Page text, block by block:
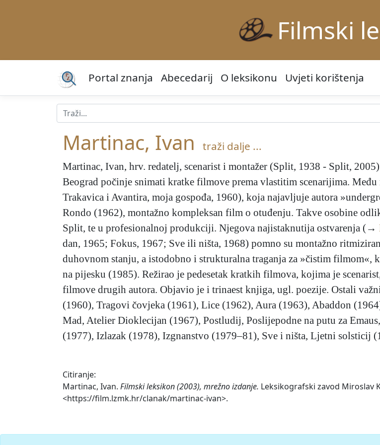
Filmski
Portal znanja Abecedarij O leksikonu Uvjeti korištenja
Martinac, Ivan traži dalje ...
Martinac, Ivan, hrv. redatelj, scenarist i montažer (Split, 1938 - Split,
Beograd počinje snimati kratke filmove prema vlastitim scenarijima.
Trakavica i Avantira, moja gospođa, 1960), koja najavljuje autora
Rondo (1962), montažno kompleksan film o otuđenju. Takve osobine
Split, te u profesionalnoj produkciji. Njegova najistaknutija ostvarenja (→
dan, 1965; Fokus, 1967; Sve ili ništa, 1968) pomno su montažno
duhovnom stanju, a istodobno i strukturalna traganja za »čistim filmom«,
na pijesku (1985). Režirao je pedesetak kratkih filmova, kojima je
filmove drugih autora. Objavio je i trinaest knjiga, ugl. poezije. Ostali
(1960), Tragovi čovjeka (1961), Lice (1962), Aura (1963), Abaddon
Mad, Atelier Dioklecijan (1967), Postludij, Poslijepodne na putu za
(1977), Izlazak (1978), Izgnanstvo (1979–81), Sve i ništa, Ljetni solsticij
Citiranje:
Martinac, Ivan. Filmski leksikon (2003), mrežno izdanje. Leksikografski zavod Miroslav
<https://film.lzmk.hr/clanak/martinac-ivan>.